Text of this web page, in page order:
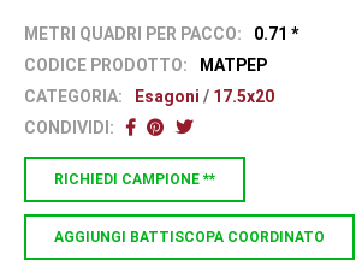
METRI QUADRI PER PACCO:
0.71 *
CODICE PRODOTTO:
MATPEP
CATEGORIA:
Esagoni / 17.5x20
CONDIVIDI:
RICHIEDI CAMPIONE **
AGGIUNGI BATTISCOPA COORDINATO